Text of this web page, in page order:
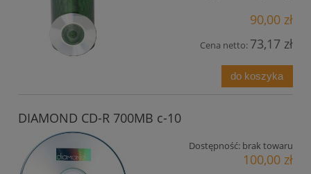
90,00 zł
Cena netto: 73,17 zł
do koszyka
DIAMOND CD-R 700MB c-10
Dostępność: brak towaru
100,00 zł